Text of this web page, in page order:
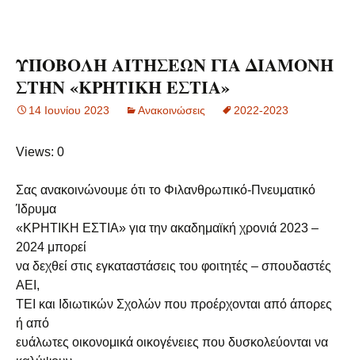
ΥΠΟΒΟΛΗ ΑΙΤΗΣΕΩΝ ΓΙΑ ΔΙΑΜΟΝΗ
ΣΤΗΝ «ΚΡΗΤΙΚΗ ΕΣΤΙΑ»
14 Ιουνίου 2023 Ανακοινώσεις 2022-2023
Views: 0
Σας ανακοινώνουμε ότι το Φιλανθρωπικό-Πνευματικό
Ίδρυμα
«ΚΡΗΤΙΚΗ ΕΣΤΙΑ» για την ακαδημαϊκή χρονιά 2023 –
2024 μπορεί
να δεχθεί στις εγκαταστάσεις του φοιτητές – σπουδαστές
ΑΕΙ,
ΤΕΙ και Ιδιωτικών Σχολών που προέρχονται από άπορες
ή από
ευάλωτες οικονομικά οικογένειες που δυσκολεύονται να